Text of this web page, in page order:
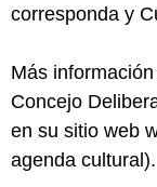
corresponda y
Más
Concejo
en su sitio web
agenda cultural).